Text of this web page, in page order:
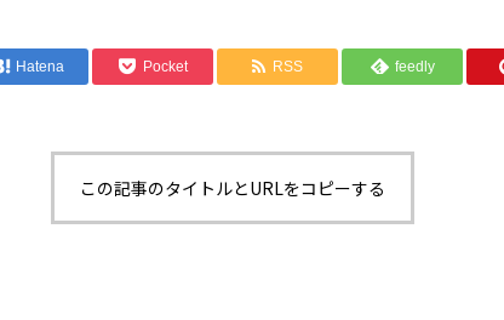
Hatena Pocket RSS feedly
この記事のタイトルとURLをコピーする